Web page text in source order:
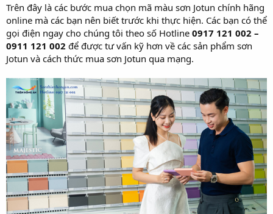
Trên đây là các bước mua chọn mã màu sơn Jotun chính hãng
online mà các bạn nên biết trước khi thực hiện. Các bạn có thể
gọi điện ngay cho chúng tôi theo số Hotline 0917 121 002 –
0911 121 002 để được tư vấn kỹ hơn về các sản phẩm sơn
Jotun và cách thức mua sơn Jotun qua mạng.